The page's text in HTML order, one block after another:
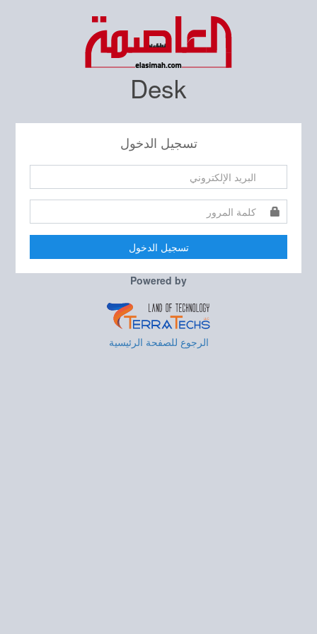
Desk
تسجيل الدخول
تسجيل الدخول
Powered by
الرجوع للصفحة الرئيسية